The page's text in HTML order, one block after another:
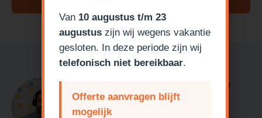
Heeft u een vraag?
Van 10 augustus t/m 23
augustus zijn wij wegens vakantie
gesloten. In deze periode zijn wij
telefonisch niet bereikbaar.
Offerte aanvragen blijft
mogelijk